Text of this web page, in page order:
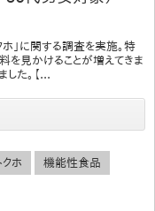
」に関する調査を実施。特
見かけることが増えてきま
た。【...
クホ 機能性食品